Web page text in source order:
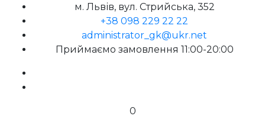
м. Львів, вул. Стрийська, 352
+38 098 229 22 22
administrator_gk@ukr.net
Приймаємо замовлення 11:00-20:00
0